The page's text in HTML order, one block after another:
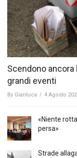
Scendono
grandi eventi
By Gianluca / 4 Agosto
«Niente
persa»
Strade